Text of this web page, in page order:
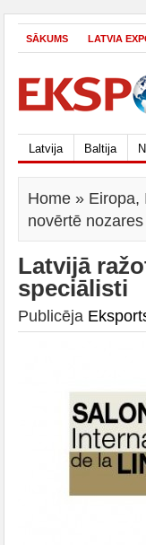
SĀKUMS LATVIA
Latvija Baltija
Home » Eiropa,
novērtē
Latvijā
speciālisti
Publicēja